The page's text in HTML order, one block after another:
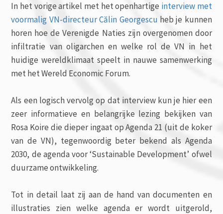
In het vorige artikel met het openhartige interview met
voormalig VN-directeur Călin Georgescu heb je kunnen
horen hoe de Verenigde Naties zijn overgenomen door
infiltratie van oligarchen en welke rol de VN in het
huidige wereldklimaat speelt in nauwe samenwerking
met het Wereld Economic Forum.
Als een logisch vervolg op dat interview kun je hier een
zeer informatieve en belangrijke lezing bekijken van
Rosa Koire die dieper ingaat op Agenda 21 (uit de koker
van de VN), tegenwoordig beter bekend als Agenda
2030, de agenda voor ‘Sustainable Development’ ofwel
duurzame ontwikkeling.
Tot in detail laat zij aan de hand van documenten en
illustraties zien welke agenda er wordt uitgerold,